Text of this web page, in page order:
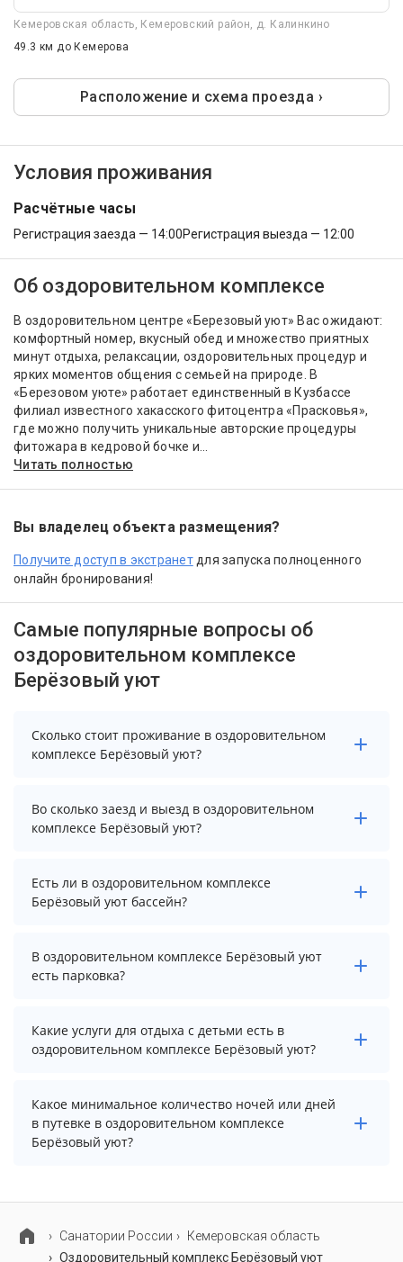
Кемеровская область, Кемеровский район, д. Калинкино
49.3 кмдо Кемерова
Расположение и схема проезда ›
Условия проживания
Расчётные часы
Регистрация заезда — 14:00Регистрация выезда — 12:00
Об оздоровительном комплексе
В оздоровительном центре «Березовый уют» Вас ожидают:
комфортный номер, вкусный обед и множество приятных
минут отдыха, релаксации, оздоровительных процедур и
ярких моментов общения с семьей на природе. В
«Березовом уюте» работает единственный в Кузбассе
филиал известного хакасского фитоцентра «Прасковья»,
где можно получить уникальные авторские процедуры
фитожара в кедровой бочке и...
Читать полностью
Вы владелец объекта размещения?
Получите доступ в экстранетдля запуска полноценного
онлайн бронирования!
Самые популярные вопросы об
оздоровительном комплексе
Берёзовый уют
Сколько стоит проживание в оздоровительном
комплексе Берёзовый уют?
Чтобы увидеть актуальные цены на проживание в
оздоровительном комплексе Берёзовый уют,
выберите нужные даты и количество гостей.
Во сколько заезд и выезд в оздоровительном
комплексе Берёзовый уют?
Заезд возможен после 14:00, а выезд необходимо
осуществить до 12:00.
Есть ли в оздоровительном комплексе
Берёзовый уют бассейн?
В оздоровительном комплексе Берёзовый уют нет
бассейна.
В оздоровительном комплексе Берёзовый уют
есть парковка?
В оздоровительном комплексе Берёзовый уют нет
парковки.
Какие услуги для отдыха с детьми есть в
оздоровительном комплексе Берёзовый уют?
Для детей в оздоровительном комплексе Берёзовый
уют работает детская площадка, игровая комната и
детский клуб.
Какое минимальное количество ночей или дней
в путевке в оздоровительном комплексе
Берёзовый уют?
выбирать срок не менее 7 ночей (дней).
Cанатории России
Кемеровская область
Оздоровительный комплекс Берёзовый уют